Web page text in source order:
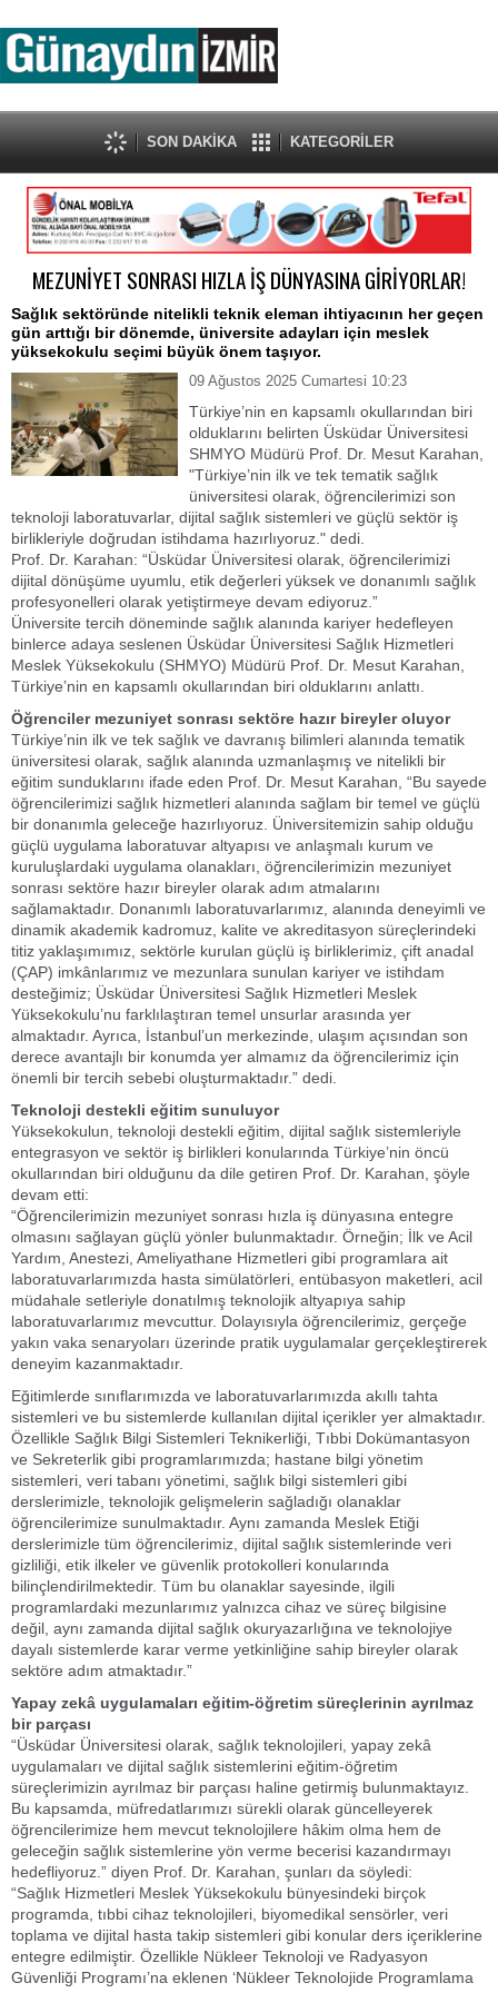
SON DAKİKA KATEGORİLER
MEZUNİYET SONRASI HIZLA İŞ DÜNYASINA GİRİYORLAR!
Sağlık sektöründe nitelikli teknik eleman ihtiyacının her geçen
gün arttığı bir dönemde, üniversite adayları için meslek
yüksekokulu seçimi büyük önem taşıyor.
09 Ağustos 2025 Cumartesi 10:23
Türkiye’nin en kapsamlı okullarından biri
olduklarını belirten Üsküdar Üniversitesi
SHMYO Müdürü Prof. Dr. Mesut Karahan,
"Türkiye’nin ilk ve tek tematik sağlık
üniversitesi olarak, öğrencilerimizi son
teknoloji laboratuvarlar, dijital sağlık sistemleri ve güçlü sektör iş
birlikleriyle doğrudan istihdama hazırlıyoruz." dedi.
Prof. Dr. Karahan: “Üsküdar Üniversitesi olarak, öğrencilerimizi
dijital dönüşüme uyumlu, etik değerleri yüksek ve donanımlı sağlık
profesyonelleri olarak yetiştirmeye devam ediyoruz.”
Üniversite tercih döneminde sağlık alanında kariyer hedefleyen
binlerce adaya seslenen Üsküdar Üniversitesi Sağlık Hizmetleri
Meslek Yüksekokulu (SHMYO) Müdürü Prof. Dr. Mesut Karahan,
Türkiye’nin en kapsamlı okullarından biri olduklarını anlattı.
Öğrenciler mezuniyet sonrası sektöre hazır bireyler oluyor
Türkiye’nin ilk ve tek sağlık ve davranış bilimleri alanında tematik
üniversitesi olarak, sağlık alanında uzmanlaşmış ve nitelikli bir
eğitim sunduklarını ifade eden Prof. Dr. Mesut Karahan, “Bu sayede
öğrencilerimizi sağlık hizmetleri alanında sağlam bir temel ve güçlü
bir donanımla geleceğe hazırlıyoruz. Üniversitemizin sahip olduğu
güçlü uygulama laboratuvar altyapısı ve anlaşmalı kurum ve
kuruluşlardaki uygulama olanakları, öğrencilerimizin mezuniyet
sonrası sektöre hazır bireyler olarak adım atmalarını
sağlamaktadır. Donanımlı laboratuvarlarımız, alanında deneyimli ve
dinamik akademik kadromuz, kalite ve akreditasyon süreçlerindeki
titiz yaklaşımımız, sektörle kurulan güçlü iş birliklerimiz, çift anadal
(ÇAP) imkânlarımız ve mezunlara sunulan kariyer ve istihdam
desteğimiz; Üsküdar Üniversitesi Sağlık Hizmetleri Meslek
Yüksekokulu’nu farklılaştıran temel unsurlar arasında yer
almaktadır. Ayrıca, İstanbul’un merkezinde, ulaşım açısından son
derece avantajlı bir konumda yer almamız da öğrencilerimiz için
önemli bir tercih sebebi oluşturmaktadır.” dedi.
Teknoloji destekli eğitim sunuluyor
Yüksekokulun, teknoloji destekli eğitim, dijital sağlık sistemleriyle
entegrasyon ve sektör iş birlikleri konularında Türkiye’nin öncü
okullarından biri olduğunu da dile getiren Prof. Dr. Karahan, şöyle
devam etti:
“Öğrencilerimizin mezuniyet sonrası hızla iş dünyasına entegre
olmasını sağlayan güçlü yönler bulunmaktadır. Örneğin; İlk ve Acil
Yardım, Anestezi, Ameliyathane Hizmetleri gibi programlara ait
laboratuvarlarımızda hasta simülatörleri, entübasyon maketleri, acil
müdahale setleriyle donatılmış teknolojik altyapıya sahip
laboratuvarlarımız mevcuttur. Dolayısıyla öğrencilerimiz, gerçeğe
yakın vaka senaryoları üzerinde pratik uygulamalar gerçekleştirerek
deneyim kazanmaktadır.
Eğitimlerde sınıflarımızda ve laboratuvarlarımızda akıllı tahta
sistemleri ve bu sistemlerde kullanılan dijital içerikler yer almaktadır.
Özellikle Sağlık Bilgi Sistemleri Teknikerliği, Tıbbi Dokümantasyon
ve Sekreterlik gibi programlarımızda; hastane bilgi yönetim
sistemleri, veri tabanı yönetimi, sağlık bilgi sistemleri gibi
derslerimizle, teknolojik gelişmelerin sağladığı olanaklar
öğrencilerimize sunulmaktadır. Aynı zamanda Meslek Etiği
derslerimizle tüm öğrencilerimiz, dijital sağlık sistemlerinde veri
gizliliği, etik ilkeler ve güvenlik protokolleri konularında
bilinçlendirilmektedir. Tüm bu olanaklar sayesinde, ilgili
programlardaki mezunlarımız yalnızca cihaz ve süreç bilgisine
değil, aynı zamanda dijital sağlık okuryazarlığına ve teknolojiye
dayalı sistemlerde karar verme yetkinliğine sahip bireyler olarak
sektöre adım atmaktadır.”
Yapay zekâ uygulamaları eğitim-öğretim süreçlerinin ayrılmaz
bir parçası
“Üsküdar Üniversitesi olarak, sağlık teknolojileri, yapay zekâ
uygulamaları ve dijital sağlık sistemlerini eğitim-öğretim
süreçlerimizin ayrılmaz bir parçası haline getirmiş bulunmaktayız.
Bu kapsamda, müfredatlarımızı sürekli olarak güncelleyerek
öğrencilerimize hem mevcut teknolojilere hâkim olma hem de
geleceğin sağlık sistemlerine yön verme becerisi kazandırmayı
hedefliyoruz.” diyen Prof. Dr. Karahan, şunları da söyledi:
“Sağlık Hizmetleri Meslek Yüksekokulu bünyesindeki birçok
programda, tıbbi cihaz teknolojileri, biyomedikal sensörler, veri
toplama ve dijital hasta takip sistemleri gibi konular ders içeriklerine
entegre edilmiştir. Özellikle Nükleer Teknoloji ve Radyasyon
Güvenliği Programı’na eklenen ‘Nükleer Teknolojide Programlama